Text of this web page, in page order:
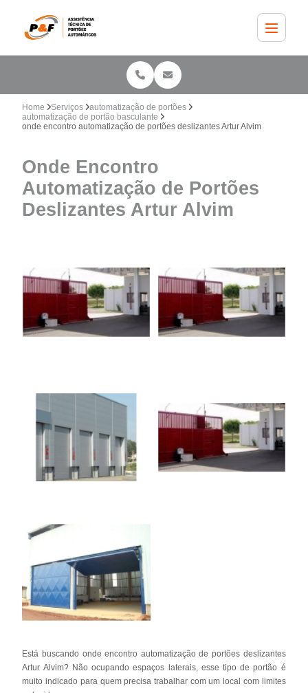
Home Serviços
automatização de portões
automatização de portão basculante
onde encontro automatização de portões deslizantes Artur Alvim
Onde Encontro
Automatização de Portões
Deslizantes Artur Alvim
Está buscando onde encontro automatização de portões deslizantes
Artur Alvim? Não ocupando espaços laterais, esse tipo de portão é
muito indicado para quem precisa trabalhar com um local com limites